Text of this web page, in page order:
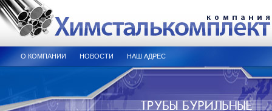
О КОМПАНИИ НОВОСТИ НАШ АДРЕС